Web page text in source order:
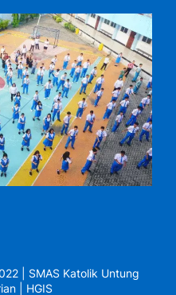
| SMAS Katolik Untung
| HGIS